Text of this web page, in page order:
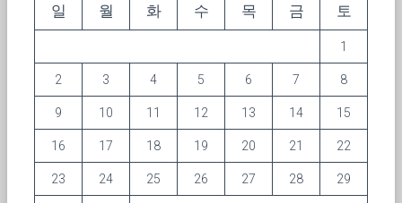
일 월 화 수 목 금 토
1
2 3 4 5 6 7 8
9 10 11 12 13 14 15
16 17 18 19 20 21 22
23 24 25 26 27 28 29